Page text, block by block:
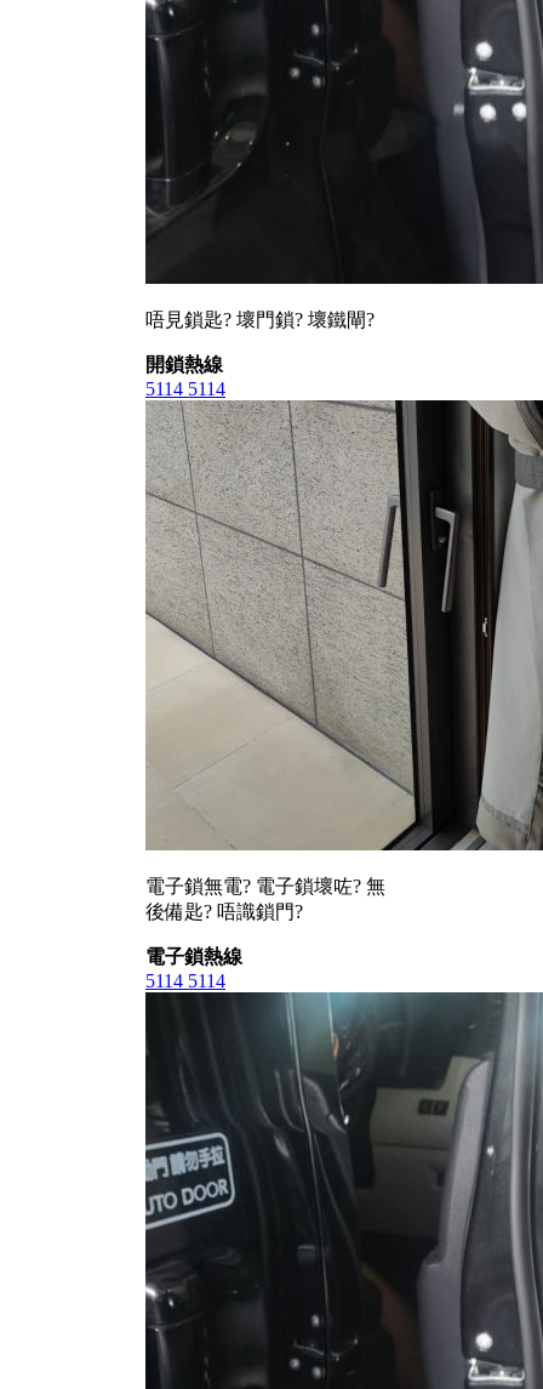
唔見鎖匙? 壞門鎖? 壞鐵閘?
開鎖熱線
5114 5114
電子鎖無電? 電子鎖壞咗? 無
後備匙? 唔識鎖門?
電子鎖熱線
5114 5114